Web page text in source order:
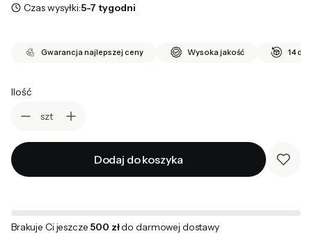
Czas wysyłki:5-7 tygodni
Gwarancja najlepszej ceny Wysoka jakość 14 dni
Ilość
szt
Dodaj do koszyka
Brakuje Ci jeszcze 500 złdo darmowej dostawy